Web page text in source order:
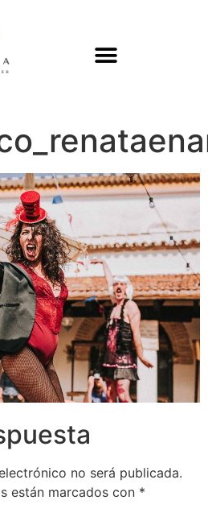
no será publicada.
están marcados con *